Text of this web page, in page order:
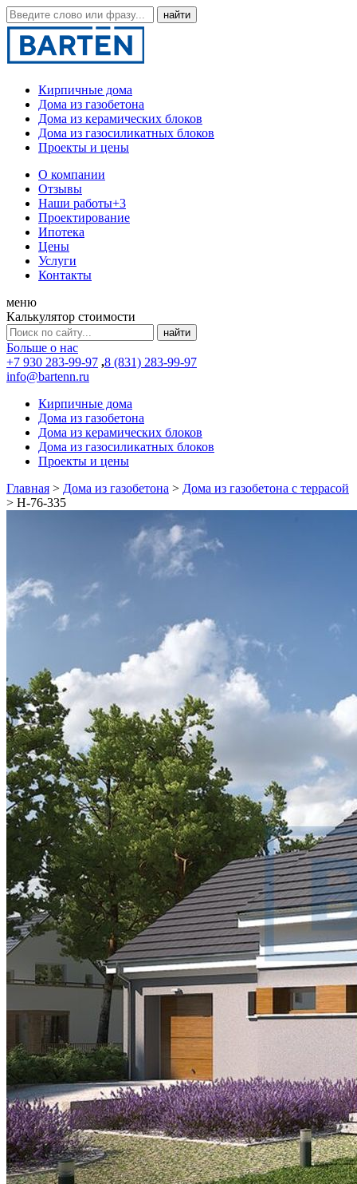
Кирпичные дома
Дома из газобетона
Дома из керамических блоков
Дома из газосиликатных блоков
Проекты и цены
О компании
Отзывы
Наши работы+3
Проектирование
Ипотека
Цены
Услуги
Контакты
меню
Калькулятор стоимости
Больше о нас
+7 930 283-99-97 ,8 (831) 283-99-97
info@bartenn.ru
Кирпичные дома
Дома из газобетона
Дома из керамических блоков
Дома из газосиликатных блоков
Проекты и цены
Главная > Дома из газобетона > Дома из газобетона с террасой
> Н-76-335